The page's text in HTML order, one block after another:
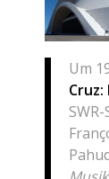
Um
Cruz: